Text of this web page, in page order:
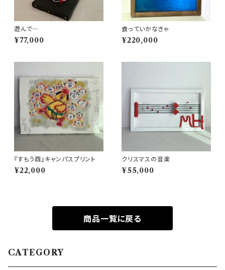
遊んで―
¥77,000
食っていかなきゃ
¥220,000
『すもう酉』キャンパスプリント
¥22,000
クリスマスの音楽
¥55,000
商品一覧に戻る
CATEGORY